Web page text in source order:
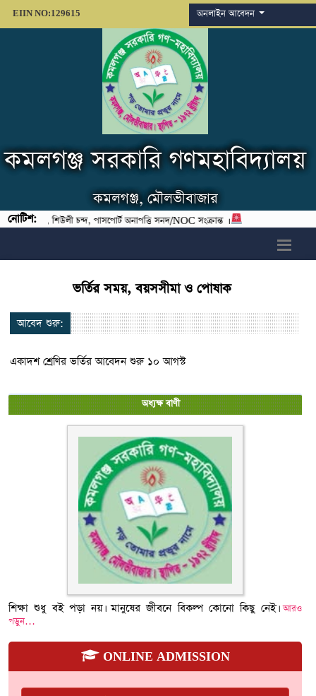
EIIN NO:129615 অনলাইন আবেদন
কমলগঞ্জ সরকারি গণমহাবিদ্যালয়
কমলগঞ্জ, মৌলভীবাজার
নোটিশ:শিউলী চন্দ, পাসপোর্ট অনাপত্তি সনদ/NOC সংক্রান্ত ।
ভর্তির সময়, বয়সসীমা ও পোষাক
আবেদ শুরু:
একাদশ শ্রেণির ভর্তির আবেদন শুরু ১০ আগস্ট
অধ্যক্ষ বাণী
শিক্ষা শুধু বই পড়া নয়। মানুষের জীবনে বিকল্প কোনো কিছু নেই।আরও
পড়ুন…
ONLINE ADMISSION